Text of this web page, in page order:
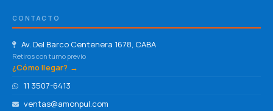
CONTACTO
Av. Del Barco Centenera 1678, CABA
Retiros con turno previo
¿Cómo llegar? →
11 3507-6413
ventas@amonpul.com